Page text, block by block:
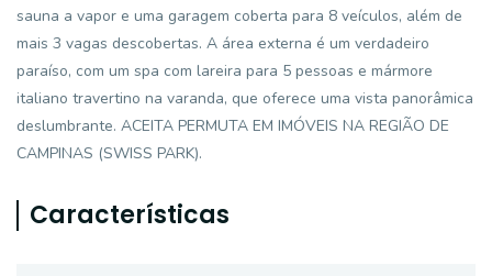
sauna a vapor e uma garagem coberta para 8 veículos, além de
mais 3 vagas descobertas. A área externa é um verdadeiro
paraíso, com um spa com lareira para 5 pessoas e mármore
italiano travertino na varanda, que oferece uma vista panorâmica
deslumbrante. ACEITA PERMUTA EM IMÓVEIS NA REGIÃO DE
CAMPINAS (SWISS PARK).
Características